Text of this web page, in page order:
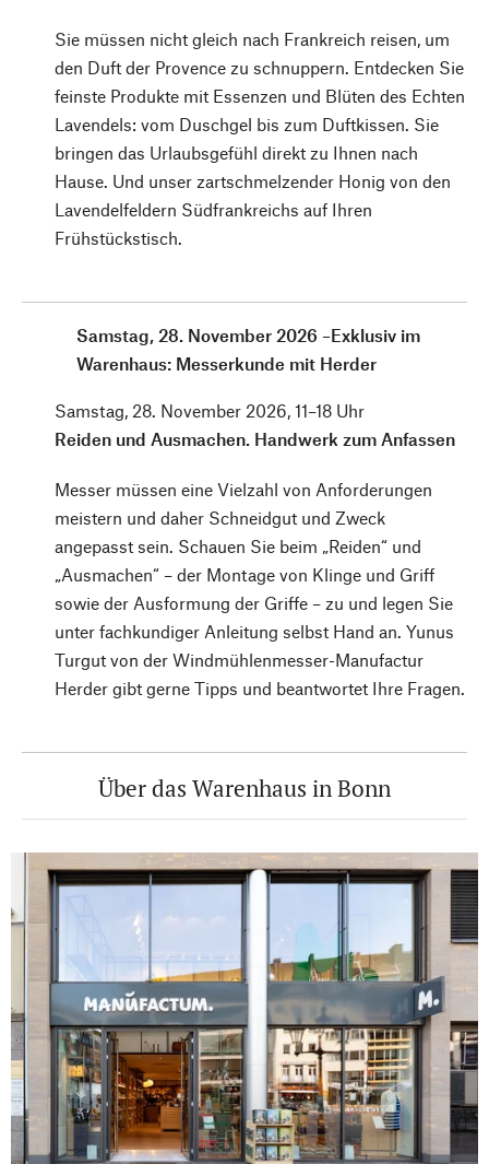
Sie müssen nicht gleich nach Frankreich reisen, um
den Duft der ­Provence zu schnuppern. Entdecken Sie
feinste Produkte mit Essenzen und ­Blüten des Echten
Lavendels: vom Duschgel bis zum Duftkissen. Sie
bringen das Urlaubsgefühl direkt zu Ihnen nach
Hause. Und unser zartschmelzender Honig von den
Lavendelfeldern Südfrankreichs auf Ihren
Frühstückstisch.
Samstag, 28. November 2026 –Exklusiv im
Warenhaus: Messerkunde mit Herder
Samstag, 28. November 2026, 11–18 Uhr
Reiden und Ausmachen. Handwerk zum Anfassen
Messer müssen eine Vielzahl von Anforderungen
meistern und daher Schneidgut und Zweck
angepasst sein. Schauen Sie beim „Reiden“ und
„Ausmachen“ – der Montage von Klinge und Griff
sowie der Ausformung der Griffe – zu und legen Sie
unter fachkundiger Anleitung selbst Hand an. Yunus
Turgut von der Windmühlenmesser-Manufactur
Herder gibt gerne Tipps und beantwortet Ihre Fragen.
Über das Warenhaus in Bonn